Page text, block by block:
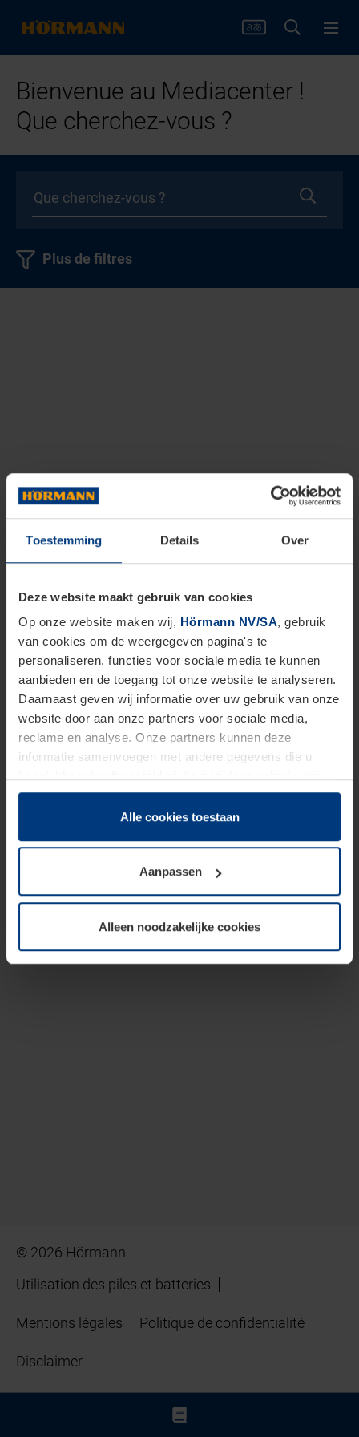
Toestemming Details Over
Deze website maakt gebruik van cookies
Op onze website maken wij, Hörmann NV/SA, gebruik
van cookies om de weergegeven pagina's te
personaliseren, functies voor sociale media te kunnen
aanbieden en de toegang tot onze website te analyseren.
Daarnaast geven wij informatie over uw gebruik van onze
website door aan onze partners voor sociale media,
reclame en analyse. Onze partners kunnen deze
informatie samenvoegen met andere gegevens die u
hun diensten hebben verzameld.
Juridisch hebben wij het recht om cookies op uw
van deze pagina's absoluut vereist is. Voor alle andere
soorten cookies is uw toestemming benodigd. Uw
toestemming kunt u op elk moment bij de uitleg van de
wijzigen of herroepen.
Alle cookies toestaan
Aanpassen
Alleen noodzakelijke cookies
Bienvenue au Mediacenter !
Que cherchez-vous ?
Plus de filtres
© 2026 Hörmann
Utilisation des piles et batteries
Mentions légales Politique de confidentialité
Disclaimer